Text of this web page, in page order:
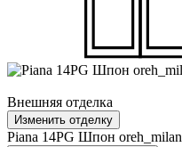
Внешняя отделка
Изменить отделку
Piana 14PG Шпон oreh_milan